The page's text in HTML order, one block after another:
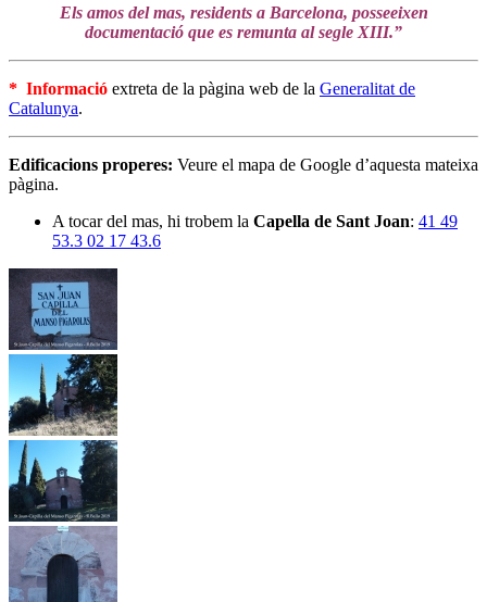
Els amos del mas, residents a Barcelona, posseeixen
documentació que es remunta al segle XIII.”
* Informació extreta de la pàgina web de la Generalitat de
Catalunya.
Edificacions properes: Veure el mapa de Google d’aquesta mateixa
pàgina.
A tocar del mas, hi trobem la Capella de Sant Joan: 41 49
53.3 02 17 43.6